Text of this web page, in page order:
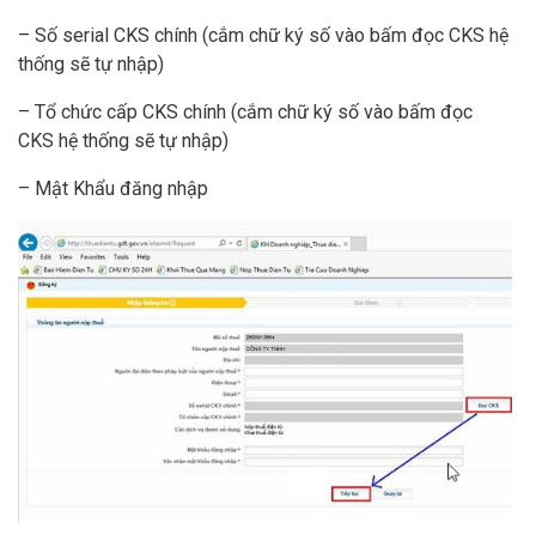
– Số serial CKS chính (cắm chữ ký số vào bấm đọc CKS hệ
thống sẽ tự nhập)
– Tổ chức cấp CKS chính (cắm chữ ký số vào bấm đọc
CKS hệ thống sẽ tự nhập)
– Mật Khẩu đăng nhập